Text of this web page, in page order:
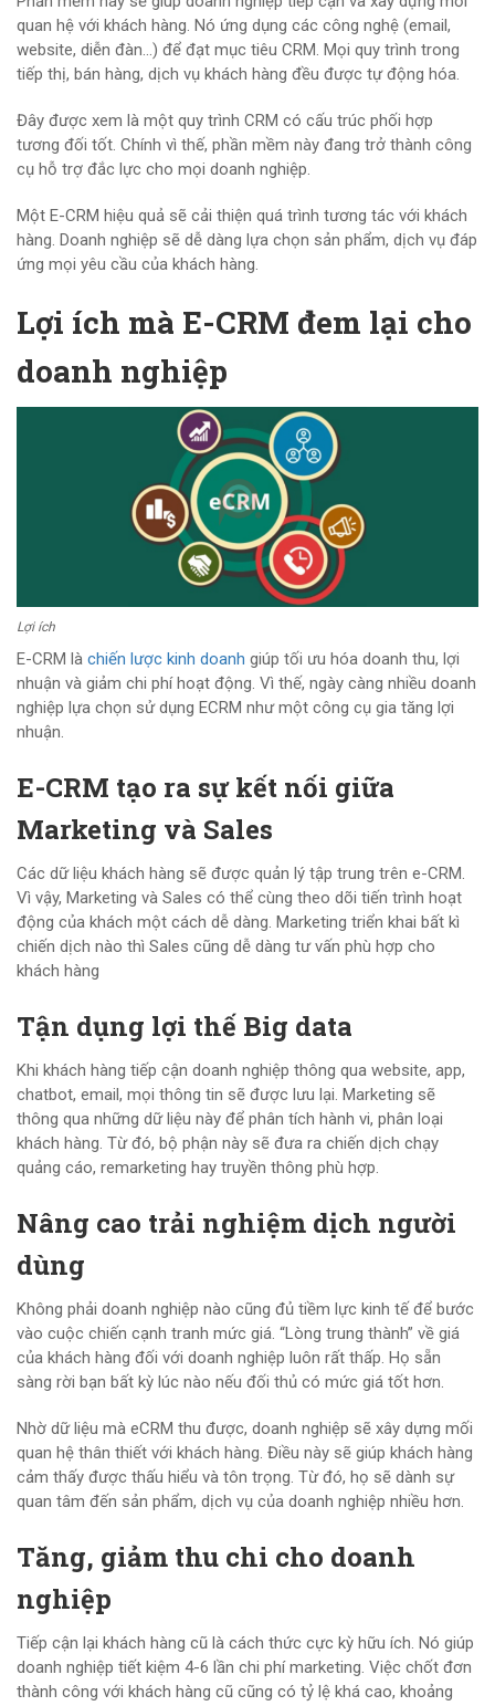
quan hệ với khách hàng. Nó ứng dụng các công nghệ (email,
website, diễn đàn…) để đạt mục tiêu CRM. Mọi quy trình trong
tiếp thị, bán hàng, dịch vụ khách hàng đều được tự động hóa.
Đây được xem là một quy trình CRM có cấu trúc phối hợp
tương đối tốt. Chính vì thế, phần mềm này đang trở thành công
cụ hỗ trợ đắc lực cho mọi doanh nghiệp.
Một E-CRM hiệu quả sẽ cải thiện quá trình tương tác với khách
hàng. Doanh nghiệp sẽ dễ dàng lựa chọn sản phẩm, dịch vụ đáp
ứng mọi yêu cầu của khách hàng.
Lợi ích mà E-CRM đem lại cho
doanh nghiệp
Lợi ích
E-CRM là chiến lược kinh doanh giúp tối ưu hóa doanh thu, lợi
nhuận và giảm chi phí hoạt động. Vì thế, ngày càng nhiều doanh
nghiệp lựa chọn sử dụng ECRM như một công cụ gia tăng lợi
nhuận.
E-CRM tạo ra sự kết nối giữa
Marketing và Sales
Các dữ liệu khách hàng sẽ được quản lý tập trung trên e-CRM.
Vì vậy, Marketing và Sales có thể cùng theo dõi tiến trình hoạt
động của khách một cách dễ dàng. Marketing triển khai bất kì
chiến dịch nào thì Sales cũng dễ dàng tư vấn phù hợp cho
khách hàng
Tận dụng lợi thế Big data
Khi khách hàng tiếp cận doanh nghiệp thông qua website, app,
chatbot, email, mọi thông tin sẽ được lưu lại. Marketing sẽ
thông qua những dữ liệu này để phân tích hành vi, phân loại
khách hàng. Từ đó, bộ phận này sẽ đưa ra chiến dịch chạy
quảng cáo, remarketing hay truyền thông phù hợp.
Nâng cao trải nghiệm dịch người
dùng
Không phải doanh nghiệp nào cũng đủ tiềm lực kinh tế để bước
vào cuộc chiến cạnh tranh mức giá. “Lòng trung thành” về giá
của khách hàng đối với doanh nghiệp luôn rất thấp. Họ sẵn
sàng rời bạn bất kỳ lúc nào nếu đối thủ có mức giá tốt hơn.
Nhờ dữ liệu mà eCRM thu được, doanh nghiệp sẽ xây dựng mối
quan hệ thân thiết với khách hàng. Điều này sẽ giúp khách hàng
cảm thấy được thấu hiểu và tôn trọng. Từ đó, họ sẽ dành sự
quan tâm đến sản phẩm, dịch vụ của doanh nghiệp nhiều hơn.
Tăng, giảm thu chi cho doanh
nghiệp
Tiếp cận lại khách hàng cũ là cách thức cực kỳ hữu ích. Nó giúp
doanh nghiệp tiết kiệm 4-6 lần chi phí marketing. Việc chốt đơn
thành công với khách hàng cũ cũng có tỷ lệ khá cao, khoảng